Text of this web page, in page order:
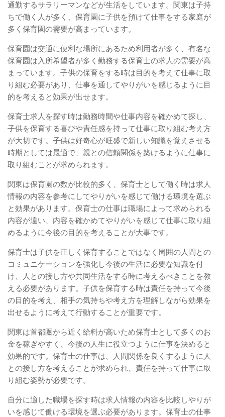
通勤するサラリーマンなどが生活をしています。関東は子持
ちで働く人が多く、保育園に子供を預けて仕事をする家庭が
多く保育園の需要が高まっています。
保育園は交通に便利な場所にあるため利用者が多く、有名な
保育園は入所希望者が多く勤務する保育士の求人の需要が高
まっています。子供の保育をする時は目的を考えて仕事に取
り組む必要があり、仕事を通してやりがいを感じるように目
的を考えると効果が出せます。
保育士求人を探す時は勤務時間や仕事内容を確かめて探し、
子供を保育する喜びや責任感を持って仕事に取り組む考え方
が大切です。子供は好奇心が旺盛で新しい知識を覚えさせる
時期としては最適で、親との信頼関係を築けるように仕事に
取り組むことが求められます。
関東は保育園の数が比較的多く、保育士として働く時は求人
情報の内容を参考にしてやりがいを感じて働ける環境を選ぶ
と効果があります。保育士の仕事は職場によって求められる
内容が違い、内容を確かめてやりがいを感じて仕事に取り組
めるように今後の目的を考えることが大事です。
保育士は子供を正しく保育することではなく周囲の人間との
コミュニケーションを強化し今後の生活に必要な知識を付
け、人との接し方や共同生活をする時に考えるべきことを教
える必要があります。子供を保育する時は責任を持って今後
の目的を考え、相手の気持ちや考え方を理解しながら効果を
出せるように考えて行動することが重要です。
関東は首都圏から近く給料が高いため保育士として多くのお
金を稼ぎやすく、今後の人生に役立つように仕事を決めると
効果的です。保育士の仕事は、人間関係を良くするように人
との接し方を考えることが求められ、責任を持って仕事に取
り組む姿勢が必要です。
自分に適した職場を探す時は求人情報の内容を比較しやりが
いを感じて働ける環境を選ぶ必要があります。保育士の仕事